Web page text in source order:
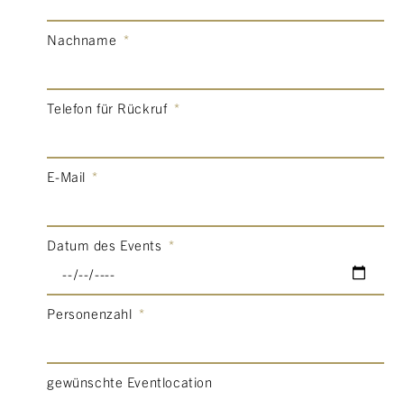
Nachname
Telefon für Rückruf
E-Mail
Datum des Events
Personenzahl
gewünschte Eventlocation